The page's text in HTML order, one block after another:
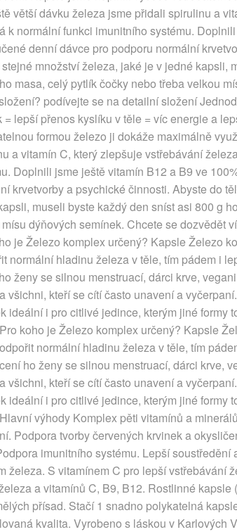
větší dávku železa jsme přidali spirulinu a
k normální funkci imunitního systému.
denní dávce pro podporu normální
množství železa, jaké je v jedné kapsli,
masa, celý pytlík čočky nebo třeba velkou
podívejte se na detailní složení
= lepší přenos kyslíku v těle = víc energie a
formou železo ji dokáže maximálně
a vitamín C, který zlepšuje vstřebávání
Doplnili jsme ještě vitamín B12 a B9 ve
krvetvorby a psychické činnosti. Abyste do
museli byste každý den sníst asi 800 g
dýňových semínek. Chcete se dozvědět
je Železo komplex určený? Kapsle Železo
normální hladinu železa v těle, tím pádem i
ženy se silnou menstruací, dárci krve,
všichni, kteří se cítí často unavení a
ideální i pro citlivé jedince, kterým jiné formy
koho je Železo komplex určený? Kapsle
normální hladinu železa v těle, tím
ho ženy se silnou menstruací, dárci krve,
všichni, kteří se cítí často unavení a
ideální i pro citlivé jedince, kterým jiné formy
výhody Komplex pěti vitamínů a
Podpora tvorby červených krvinek a
imunitního systému. Lepší
železa. S vitamínem C pro lepší vstřebávání
a vitamínů C, B9, B12. Rostlinné
přísad. Stačí 1 snadno polykatelná
kvalita. Vyrobeno s láskou v Karlových